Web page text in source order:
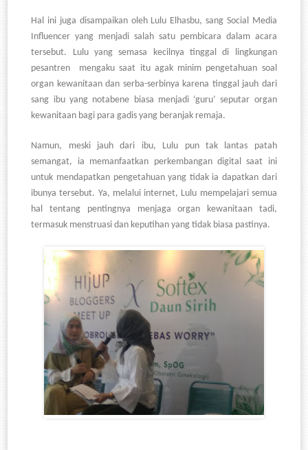
Hal ini juga disampaikan oleh Lulu Elhasbu, sang Social Media
Influencer yang menjadi salah satu pembicara dalam acara
tersebut. Lulu yang semasa kecilnya tinggal di lingkungan
pesantren mengaku saat itu agak minim pengetahuan soal
organ kewanitaan dan serba-serbinya karena tinggal jauh dari
sang ibu yang notabene biasa menjadi ‘guru’ seputar organ
kewanitaan bagi para gadis yang beranjak remaja.
Namun, meski jauh dari ibu, Lulu pun tak lantas patah
semangat, ia memanfaatkan perkembangan digital saat ini
untuk mendapatkan pengetahuan yang tidak ia dapatkan dari
ibunya tersebut. Ya, melalui internet, Lulu mempelajari semua
hal tentang pentingnya menjaga organ kewanitaan tadi,
termasuk menstruasi dan keputihan yang tidak biasa pastinya.